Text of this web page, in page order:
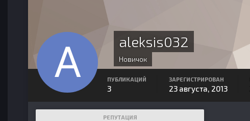
aleksis032
Новичок
ПУБЛИКАЦИЙ
3
ЗАРЕГИСТРИРОВАН
23 августа, 2013
РЕПУТАЦИЯ